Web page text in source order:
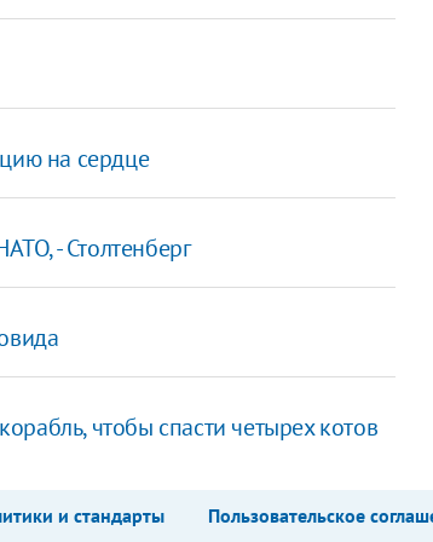
на сердце
- Столтенберг
чтобы спасти четырех котов
и стандарты Пользовательское